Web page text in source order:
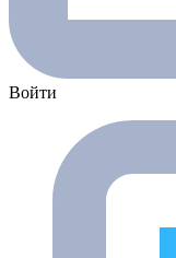
Войти